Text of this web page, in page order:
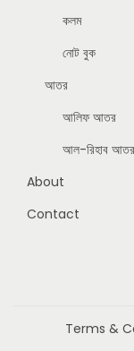
কলম
নোট বুক
আতর
আলিফ আতর
আল-রিহাব আতর
About
Contact
Terms &